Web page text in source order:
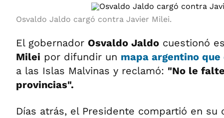
Osvaldo Jaldo cargó contra Javier Milei.
El gobernador Osvaldo Jaldo cuestionó
Milei por difundir un mapa argentino que
a las Islas Malvinas y reclamó: "No le
provincias".
Días atrás, el Presidente compartió en su